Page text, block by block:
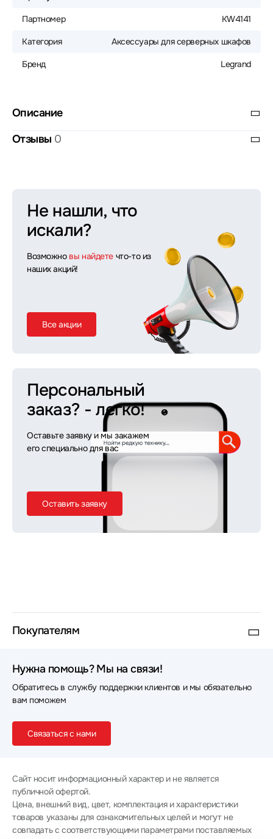
Партномер KW4141
Категория Аксессуары для серверных шкафов
Бренд Legrand
Описание
Отзывы 0
Не нашли, что
искали?
Возможно вы найдете что-то из
наших акций!
Все акции
Персональный
заказ? - легко!
Оставьте заявку и мы закажем
его специально для вас
Оставить заявку
Покупателям
Нужна помощь? Мы на связи!
Обратитесь в службу поддержки клиентов и мы обязательно
вам поможем
Связаться с нами
Сайт носит информационный характер и не является
публичной офертой.
Цена, внешний вид, цвет, комплектация и характеристики
товаров указаны для ознакомительных целей и могут не
совпадать с соответствующими параметрами поставляемых